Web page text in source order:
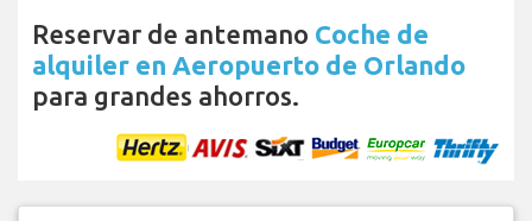
Reservar de antemano Coche de
alquiler en Aeropuerto de Orlando
para grandes ahorros.